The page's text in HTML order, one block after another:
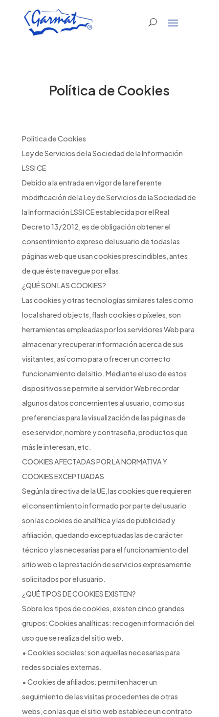
Política de Cookies
Política de Cookies
Ley de Servicios de la Sociedad de la Información
LSSI CE
Debido a la entrada en vigor de la referente
modificación de la Ley de Servicios de la Sociedad de
la Información LSSI CE establecida por el Real
Decreto 13/2012, es de obligación obtener el
consentimiento expreso del usuario de todas las
páginas web que usan cookies prescindibles, antes
de que éste navegue por ellas.
¿QUÉ SON LAS COOKIES?
Las cookies y otras tecnologías similares tales como
local shared objects, flash cookies o píxeles, son
herramientas empleadas por los servidores Web para
almacenar y recuperar información acerca de sus
visitantes, así como para ofrecer un correcto
funcionamiento del sitio. Mediante el uso de estos
dispositivos se permite al servidor Web recordar
algunos datos concernientes al usuario, como sus
preferencias para la visualización de las páginas de
ese servidor, nombre y contraseña, productos que
más le interesan, etc.
COOKIES AFECTADAS POR LA NORMATIVA Y
COOKIES EXCEPTUADAS
Según la directiva de la UE, las cookies que requieren
el consentimiento informado por parte del usuario
son las cookies de analítica y las de publicidad y
afiliación, quedando exceptuadas las de carácter
técnico y las necesarias para el funcionamiento del
sitio web o la prestación de servicios expresamente
solicitados por el usuario.
¿QUÉ TIPOS DE COOKIES EXISTEN?
Sobre los tipos de cookies, existen cinco grandes
grupos: Cookies analíticas: recogen información del
uso que se realiza del sitio web.
• Cookies sociales: son aquellas necesarias para
redes sociales externas.
• Cookies de afiliados: permiten hacer un
seguimiento de las visitas procedentes de otras
webs, con las que el sitio web establece un contrato